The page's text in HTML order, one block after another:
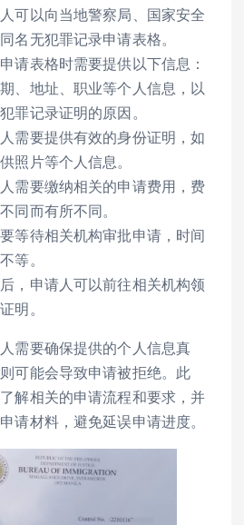
可以向当地警察局、国家安全
名无犯罪记录申请表格。
请表格时需要提供以下信息：
、地址、职业等个人信息，以
罪记录证明的原因。
需要提供有效的身份证明，如
照片等个人信息。
需要缴纳相关的申请费用，费
同而有所不同。
等待相关机构审批申请，时间
等。
，申请人可以前往相关机构领
明。
需要确保提供的个人信息真
可能会导致申请被拒绝。此
解相关的申请流程和要求，并
请材料，避免延误申请进度。